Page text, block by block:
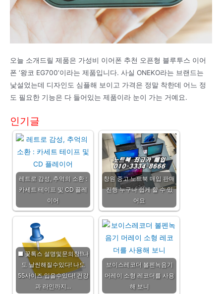
오늘 소개드릴 제품은 가성비 이어폰 추천 오픈형 블루투스 이어
폰 ‘왕코 EG700’이라는 제품입니다. 사실 ONEKO라는 브랜드는
낯설었는데 디자인도 심플해 보이고 가격은 정말 착한데 어느 정
도 필요한 기능은 다 들어있는 제품이라 눈이 가는 거예요.
인기글
레트로 감성, 추억의 소환 :
카세트 테이프 및 CD 플레
이어
창원 중고 노트북 매입 판매
진행 누구나 쉽게 할 수 있
어요
■ 꽃톡스 설명및문의창!!나
도 날씬해질수있다! 나도
55사이즈 입을수있다! 건강
과 라인까지…
보이스레코더 볼펜녹음기
머레이 소형 레코더를 사용
해 보니